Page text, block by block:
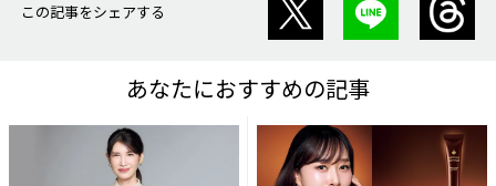
この記事をシェアする
あなたにおすすめの記事